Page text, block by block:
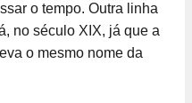
o tempo. Outra linha
no século XIX, já que a
o mesmo nome da